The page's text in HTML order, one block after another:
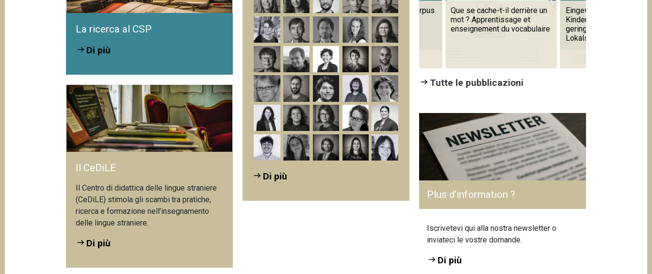
La ricerca al CSP
Di più
Il CeDiLE
Il Centro di didattica delle lingue straniere
(CeDiLE) stimola gli scambi tra pratiche,
ricerca e formazione nell’insegnamento
delle lingue straniere.
Di più
Di più
Mesurer la valeur du
Formative Beurteilung des
Sprechens im DaF-Unterricht:
Praktiken und
Überzeugungen von
Lehrpersonen der...
Das Schweizer Lernerkorpus
SWIKO
Que se cache-t-il derrière un
mot ? Apprentissage et
enseignement du vocabulaire
Eingewöhnung in Kitas
Kindern und Eltern mit
geringen Kenntnissen der
Lokalsprache
Tutte le pubblicazioni
Plus d’information ?
Iscrivetevi qui alla nostra newsletter o
inviateci le vostre domande.
Di più